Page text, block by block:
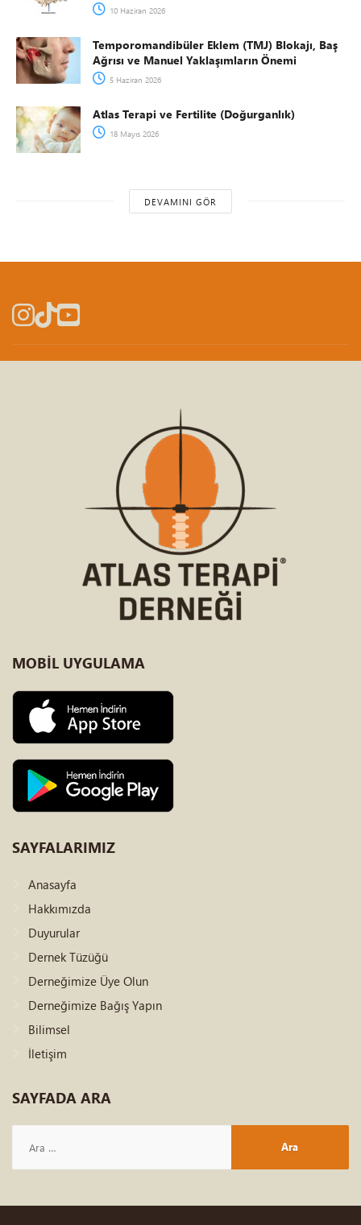
10 Haziran 2026
Temporomandibüler Eklem (TMJ) Blokajı, Baş
Ağrısı ve Manuel Yaklaşımların Önemi
5 Haziran 2026
Atlas Terapi ve Fertilite (Doğurganlık)
18 Mayıs 2026
DEVAMINI GÖR
MOBİL UYGULAMA
SAYFALARIMIZ
Anasayfa
Hakkımızda
Duyurular
Dernek Tüzüğü
Derneğimize Üye Olun
Derneğimize Bağış Yapın
Bilimsel
İletişim
SAYFADA ARA